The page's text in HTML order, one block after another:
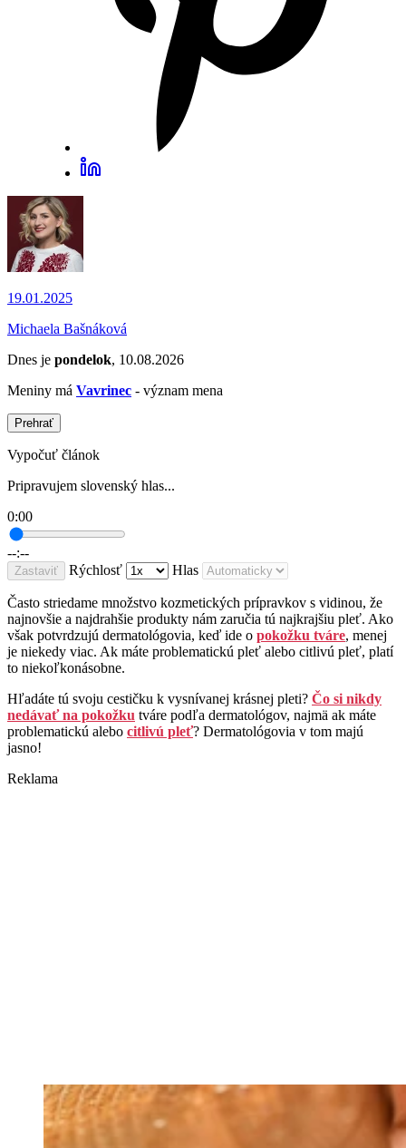
19.01.2025
Michaela Bašnáková
Dnes je pondelok, 10.08.2026
Meniny má Vavrinec - význam mena
Prehrať
Vypočuť článok
Pripravujem slovenský hlas...
0:00
--:--
Zastaviť Rýchlosť Hlas
Často striedame množstvo kozmetických prípravkov s vidinou, že
najnovšie a najdrahšie produkty nám zaručia tú najkrajšiu pleť. Ako
však potvrdzujú dermatológovia, keď ide o pokožku tváre, menej
je niekedy viac. Ak máte problematickú pleť alebo citlivú pleť, platí
to niekoľkonásobne.
Hľadáte tú svoju cestičku k vysnívanej krásnej pleti? Čo si nikdy
nedávať na pokožku tváre podľa dermatológov, najmä ak máte
problematickú alebo citlivú pleť? Dermatológovia v tom majú
jasno!
Reklama